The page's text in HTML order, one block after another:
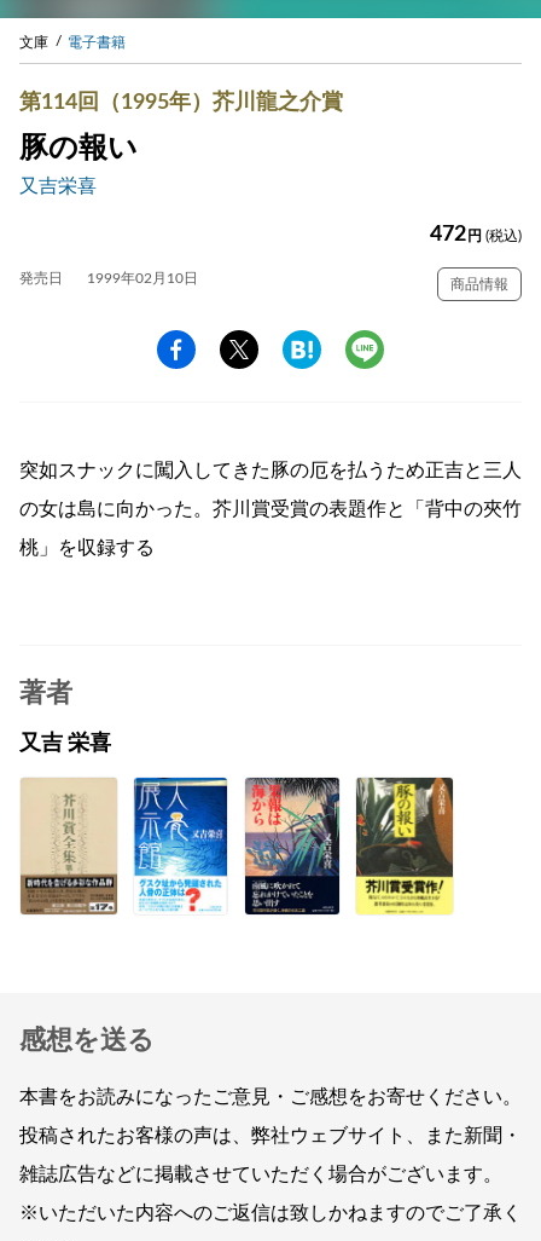
文庫 電子書籍
第114回（1995年）芥川龍之介賞
豚の報い
又吉栄喜
472 円 (税込)
発売日 1999年02月10日 商品情報
突如スナックに闖入してきた豚の厄を払うため正吉と三人
の女は島に向かった。芥川賞受賞の表題作と「背中の夾竹
桃」を収録する
著者
又吉 栄喜
感想を送る
本書をお読みになったご意見・ご感想をお寄せください。
投稿されたお客様の声は、弊社ウェブサイト、また新聞・
雑誌広告などに掲載させていただく場合がございます。
※いただいた内容へのご返信は致しかねますのでご了承く